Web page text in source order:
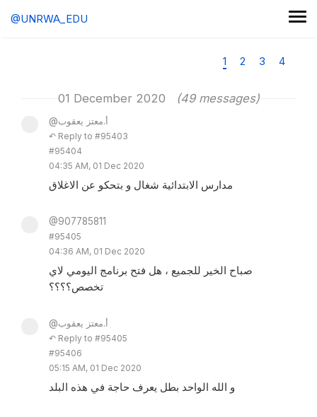
@UNRWA_EDU
1 2 3 4
01 December 2020 (49 messages)
@أ.معتز يعقوب
↶ Reply to #95403
#95404
04:35 AM, 01 Dec 2020
مدارس الابتدائية شغال و بتحكو عن الاغلاق
@907785811
#95405
04:36 AM, 01 Dec 2020
صباح الخير للجميع ، هل فتح برنامج اليومي لاي
تخصص؟؟؟؟
@أ.معتز يعقوب
↶ Reply to #95405
#95406
05:15 AM, 01 Dec 2020
و الله الواحد بطل يعرف حاجة في هذه البلد